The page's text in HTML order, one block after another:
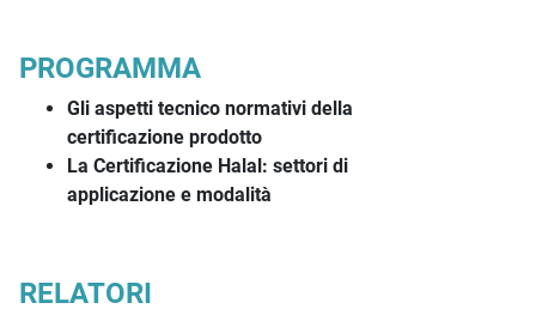
PROGRAMMA
Gli aspetti tecnico normativi della
certificazione prodotto
La Certificazione Halal: settori di
applicazione e modalità
RELATORI